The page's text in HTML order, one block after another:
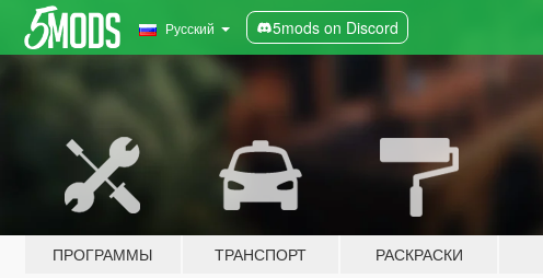
Русский 5mods on Discord
ПРОГРАММЫ ТРАНСПОРТ РАСКРАСКИ